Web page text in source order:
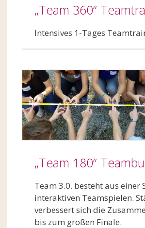
„Team 360“
Intensives 1-Tages
„Team 180“
Team 3.0. besteht aus einer
interaktiven Teamspielen.
verbessert sich die
bis zum großen Finale.